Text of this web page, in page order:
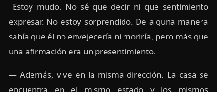
Estoy mudo. No sé que decir ni que sentimiento
expresar. No estoy sorprendido. De alguna manera
sabía que él no envejecería ni moriría, pero más que
una afirmación era un presentimiento.
— Además, vive en la misma dirección. La casa se
encuentra en el mismo estado y los mismos